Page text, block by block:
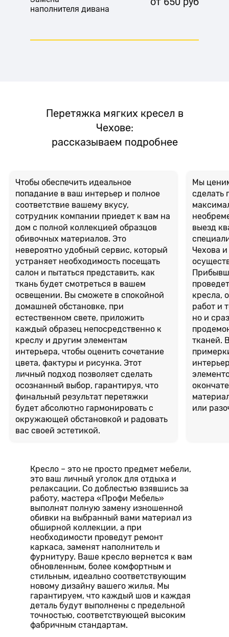
наполнителя дивана
Перетяжка мягких кресел в
Чехове:
рассказываем подробнее
Чтобы обеспечить идеальное
попадание в ваш интерьер и полное
соответствие вашему вкусу,
сотрудник компании приедет к вам на
дом с полной коллекцией образцов
обивочных материалов. Это
невероятно удобный сервис, который
устраняет необходимость посещать
салон и пытаться представить, как
ткань будет смотреться в вашем
освещении. Вы сможете в спокойной
домашней обстановке, при
естественном свете, приложить
каждый образец непосредственно к
креслу и другим элементам
интерьера, чтобы оценить сочетание
цвета, фактуры и рисунка. Этот
личный подход позволяет сделать
осознанный выбор, гарантируя, что
финальный результат перетяжки
будет абсолютно гармонировать с
окружающей обстановкой и радовать
вас своей эстетикой.
Мы
сделать
выезд
Чехова
кресла,
работ и
но и
тканей.
или
Кресло – это не просто предмет мебели,
это ваш личный уголок для отдыха и
релаксации. Со доблестью взявшись за
работу, мастера «Профи Мебель»
выполнят полную замену изношенной
обивки на выбранный вами материал из
обширной коллекции, а при
необходимости проведут ремонт
каркаса, заменят наполнитель и
фурнитуру. Ваше кресло вернется к вам
обновленным, более комфортным и
стильным, идеально соответствующим
новому дизайну вашего жилья. Мы
гарантируем, что каждый шов и каждая
деталь будут выполнены с предельной
точностью, соответствующей высоким
фабричным стандартам.